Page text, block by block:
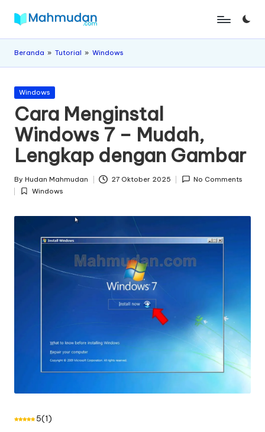
Skip
to
content
M
a
m
u
d
a
n
Beranda » Tutorial » Windows
Posted
in
Windows
Cara Menginstal
Windows 7 – Mudah,
Lengkap dengan Gambar
Posted
by
By Hudan Mahmudan 27 Oktober 2025 No Comments
Posted
Windows
5(1)